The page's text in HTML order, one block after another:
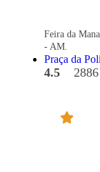
Feira da
- AM.
Praça da
4.5